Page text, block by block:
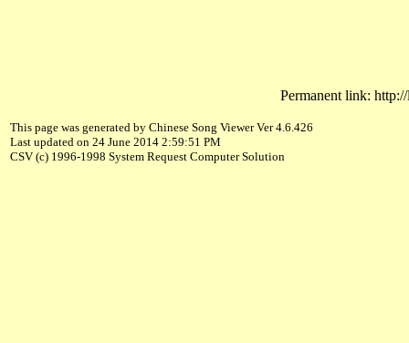
Permanent link:
This page was generated by Chinese Song Viewer Ver 4.6.426
Last updated on 24 June 2014 2:59:51 PM
CSV (c) 1996-1998 System Request Computer Solution